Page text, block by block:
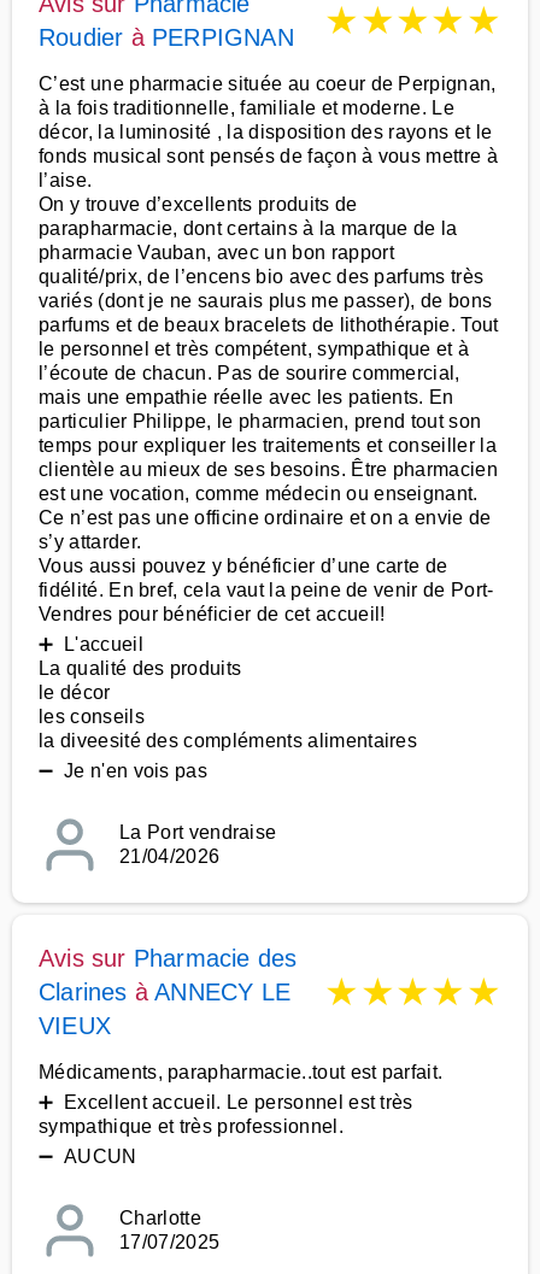
Roudier à PERPIGNAN ★★★★★
C’est une pharmacie située au coeur de Perpignan,
à la fois traditionnelle, familiale et moderne. Le
décor, la luminosité , la disposition des rayons et le
fonds musical sont pensés de façon à vous mettre à
l’aise.
On y trouve d’excellents produits de
parapharmacie, dont certains à la marque de la
pharmacie Vauban, avec un bon rapport
qualité/prix, de l’encens bio avec des parfums très
variés (dont je ne saurais plus me passer), de bons
parfums et de beaux bracelets de lithothérapie. Tout
le personnel et très compétent, sympathique et à
l’écoute de chacun. Pas de sourire commercial,
mais une empathie réelle avec les patients. En
particulier Philippe, le pharmacien, prend tout son
temps pour expliquer les traitements et conseiller la
clientèle au mieux de ses besoins. Être pharmacien
est une vocation, comme médecin ou enseignant.
Ce n’est pas une officine ordinaire et on a envie de
s’y attarder.
Vous aussi pouvez y bénéficier d’une carte de
fidélité. En bref, cela vaut la peine de venir de Port-
Vendres pour bénéficier de cet accueil!
➕ L'accueil
La qualité des produits
le décor
les conseils
la diveesité des compléments alimentaires
➖ Je n'en vois pas
La Port vendraise
21/04/2026
Avis sur Pharmacie des
Clarines àANNECY LE
VIEUX
★★★★★
Médicaments, parapharmacie..tout est parfait.
➕ Excellent accueil. Le personnel est très
sympathique et très professionnel.
➖ AUCUN
Charlotte
17/07/2025